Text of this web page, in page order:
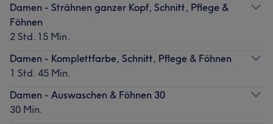
Damen - Strähnen ganzer Kopf, Schnitt, Pflege &
Föhnen
2 Std. 15 Min.
Damen - Komplettfarbe, Schnitt, Pflege & Föhnen
1 Std. 45 Min.
Damen - Auswaschen & Föhnen 30
30 Min.